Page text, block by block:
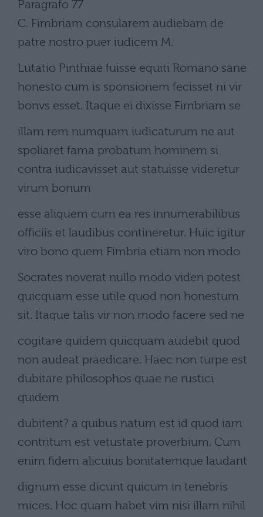
Paragrafo 77
C. Fimbriam consularem audiebam de
patre nostro puer iudicem M.
Lutatio Pinthiae fuisse equiti Romano sane
honesto cum is sponsionem fecisset ni vir
bonvs esset. Itaque ei dixisse Fimbriam se
illam rem numquam iudicaturum ne aut
spoliaret fama probatum hominem si
contra iudicavisset aut statuisse videretur
virum bonum
esse aliquem cum ea res innumerabilibus
officiis et laudibus contineretur. Huic igitur
viro bono quem Fimbria etiam non modo
Socrates noverat nullo modo videri potest
quicquam esse utile quod non honestum
sit. Itaque talis vir non modo facere sed ne
cogitare quidem quicquam audebit quod
non audeat praedicare. Haec non turpe est
dubitare philosophos quae ne rustici
quidem
dubitent? a quibus natum est id quod iam
contritum est vetustate proverbium. Cum
enim fidem alicuius bonitatemque laudant
dignum esse dicunt quicum in tenebris
mices. Hoc quam habet vim nisi illam nihil